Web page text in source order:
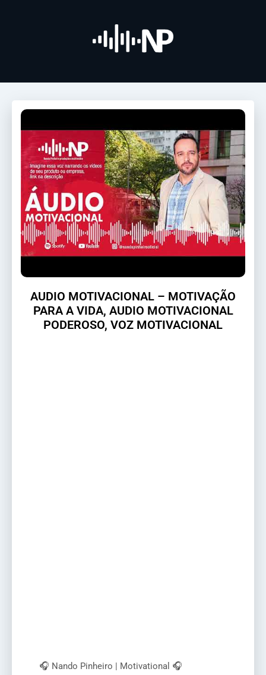
AUDIO MOTIVACIONAL – MOTIVAÇÃO
PARA A VIDA, AUDIO MOTIVACIONAL
PODEROSO, VOZ MOTIVACIONAL
🎧 Nando Pinheiro | Motivational 🎧